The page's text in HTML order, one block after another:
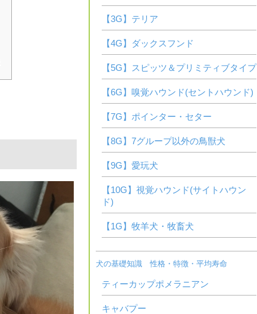
【3G】テリア
【4G】ダックスフンド
【5G】スピッツ＆プリミティブタイプ
【6G】嗅覚ハウンド(セントハウンド)
【7G】ポインター・セター
【8G】7グループ以外の鳥獣犬
【9G】愛玩犬
【10G】視覚ハウンド(サイトハウン
ド)
【1G】牧羊犬・牧畜犬
犬の基礎知識 性格・特徴・平均寿命
ティーカップポメラニアン
キャバプー